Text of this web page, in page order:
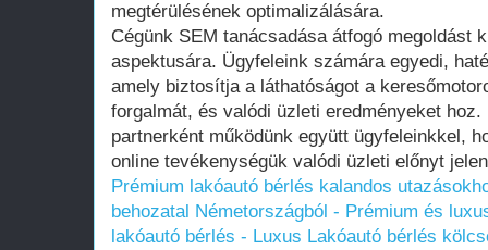
megtérülésének optimalizálására.
Cégünk SEM tanácsadása átfogó megoldást
aspektusára. Ügyfeleink számára egyedi,
amely biztosítja a láthatóságot a
forgalmát, és valódi üzleti eredményeket
partnerként működünk együtt ügyfeleinkkel,
online tevékenységük valódi üzleti előnyt
Prémium lakóautó bérlés kalandos
behozatal Németországból - Prémium és
lakóautó bérlés - Luxus Lakóautó bérlés